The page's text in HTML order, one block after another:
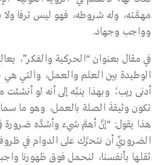
مهمَّته، وله شروطه، فهو ليس ترفا ولا
وواجب وجهاد.
في مقال بعنوان “الحركية والفكر”،
الوطيدة بين العلم والعمل، والتي هي
أدنى ريب؛ وبهذا ينبِّه إلى أنه لو
تكون وثيقةَ الصلة بالعمل، وهو ما
هذا يقول: “إنَّ أهمَّ شيء وأشدَّه ضرورة
الضروريِّ أن نتحرَّك على الدوام في
ثقلها بأنفسنا، لنحمل فوق ظهورنا